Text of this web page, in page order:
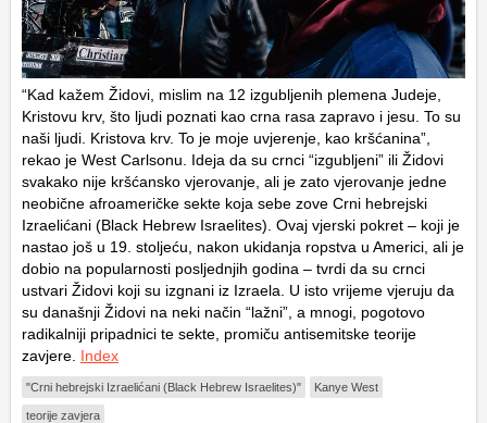
“Kad kažem Židovi, mislim na 12 izgubljenih plemena Judeje,
Kristovu krv, što ljudi poznati kao crna rasa zapravo i jesu. To su
naši ljudi. Kristova krv. To je moje uvjerenje, kao kršćanina”,
rekao je West Carlsonu. Ideja da su crnci “izgubljeni” ili Židovi
svakako nije kršćansko vjerovanje, ali je zato vjerovanje jedne
neobične afroameričke sekte koja sebe zove Crni hebrejski
Izraelićani (Black Hebrew Israelites). Ovaj vjerski pokret – koji je
nastao još u 19. stoljeću, nakon ukidanja ropstva u Americi, ali je
dobio na popularnosti posljednjih godina – tvrdi da su crnci
ustvari Židovi koji su izgnani iz Izraela. U isto vrijeme vjeruju da
su današnji Židovi na neki način “lažni”, a mnogi, pogotovo
radikalniji pripadnici te sekte, promiču antisemitske teorije
zavjere. Index
"Crni hebrejski Izraelićani (Black Hebrew Israelites)" Kanye West
teorije zavjera